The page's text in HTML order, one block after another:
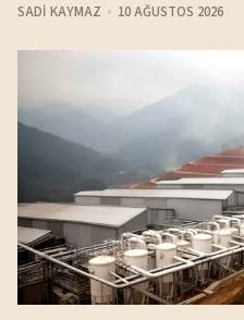
SADI KAYMAZ 10 AĞUSTOS 2026